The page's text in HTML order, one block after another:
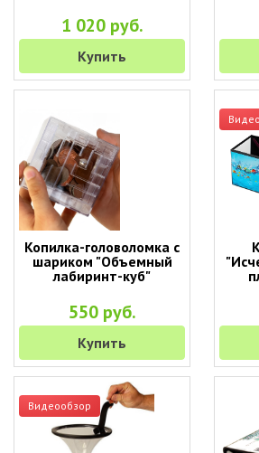
1 020 руб.
Купить
Копилка-головоломка с
шариком "Объемный
лабиринт-куб"
550 руб.
Купить
Видеообзор